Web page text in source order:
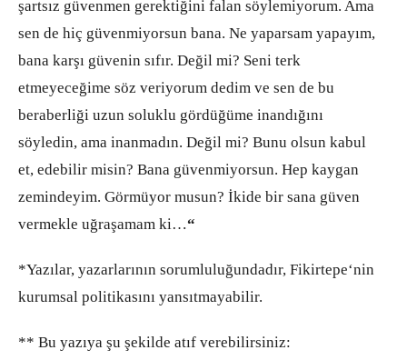
şartsız güvenmen gerektiğini falan söylemiyorum. Ama
sen de hiç güvenmiyorsun bana. Ne yaparsam yapayım,
bana karşı güvenin sıfır. Değil mi? Seni terk
etmeyeceğime söz veriyorum dedim ve sen de bu
beraberliği uzun soluklu gördüğüme inandığını
söyledin, ama inanmadın. Değil mi? Bunu olsun kabul
et, edebilir misin? Bana güvenmiyorsun. Hep kaygan
zemindeyim. Görmüyor musun? İkide bir sana güven
vermekle uğraşamam ki…“
*Yazılar, yazarlarının sorumluluğundadır, Fikirtepe‘nin
kurumsal politikasını yansıtmayabilir.
** Bu yazıya şu şekilde atıf verebilirsiniz: